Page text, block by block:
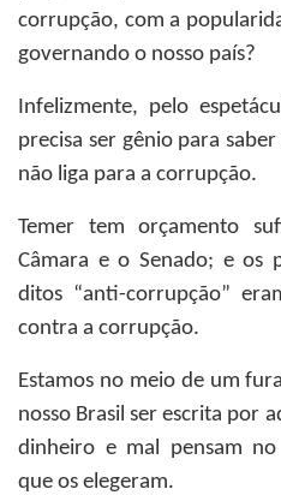
corrupção, com a
governando o nosso país?
Infelizmente, pelo
precisa ser gênio para
não liga para a corrupção.
Temer tem orçamento
Câmara e o Senado; e os
ditos “anti-corrupção”
contra a corrupção.
Estamos no meio de um
nosso Brasil ser escrita por
dinheiro e mal pensam
que os elegeram.